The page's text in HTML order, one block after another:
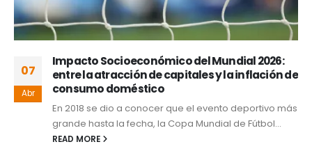
07
Abr
Impacto Socioeconómico del Mundial 2026:
entre la atracción de capitales y la inflación de
consumo doméstico
En 2018 se dio a conocer que el evento deportivo más
grande hasta la fecha, la Copa Mundial de Fútbol...
READ MORE